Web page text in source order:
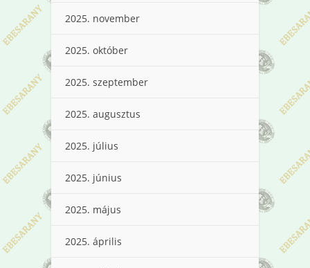
2025. november
2025. október
2025. szeptember
2025. augusztus
2025. július
2025. június
2025. május
2025. április